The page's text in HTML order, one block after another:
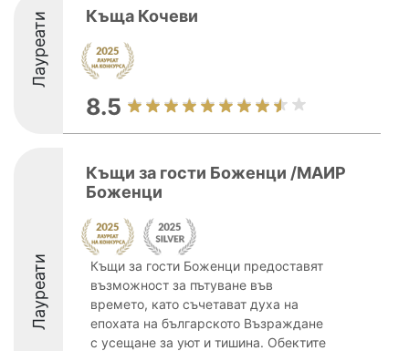
Лауреати Къща Кочеви
8.5
Лауреати
Къщи за гости Боженци /МАИР
Боженци
Къщи за гости Боженци предоставят
възможност за пътуване във
времето, като съчетават духа на
епохата на българското Възраждане
с усещане за уют и тишина. Обектите